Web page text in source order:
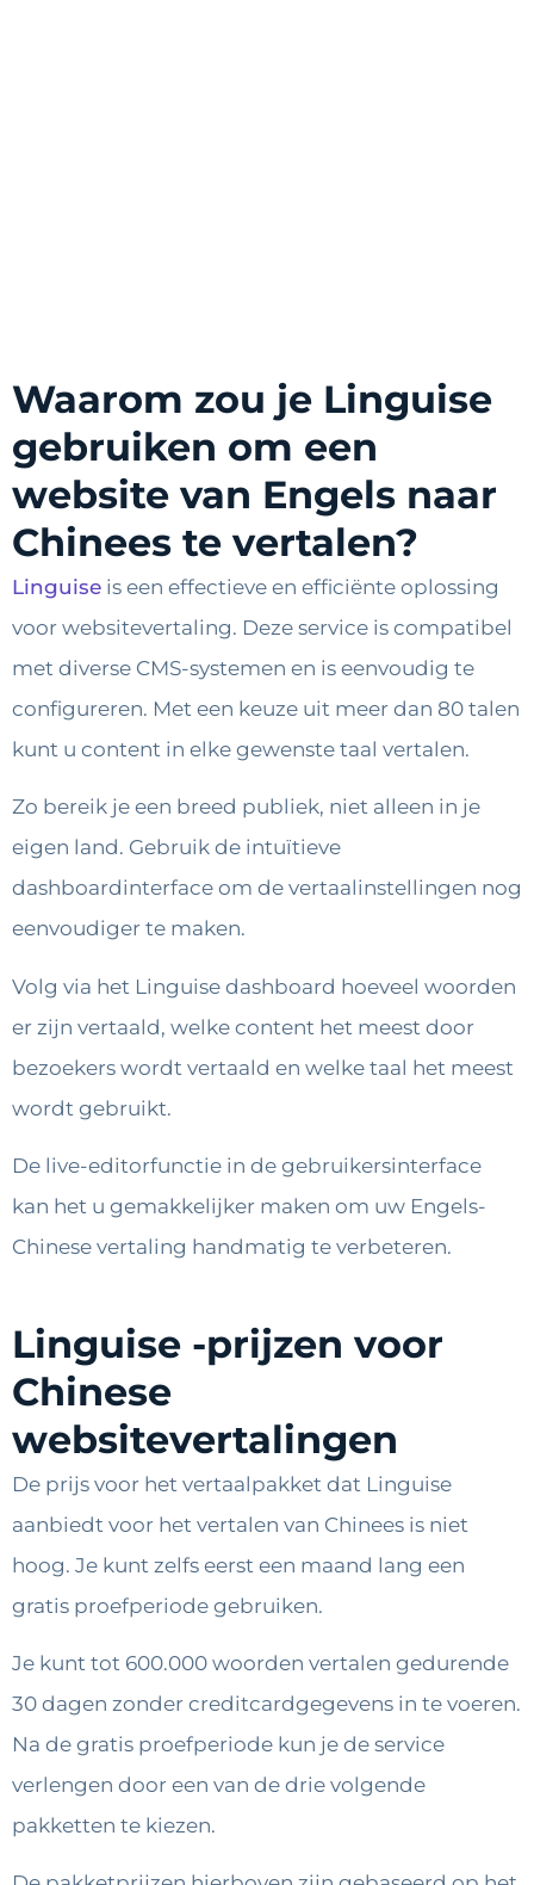
Waarom zou je Linguise
gebruiken om een ​​
website van Engels naar
Chinees te vertalen?
Linguise is een effectieve en efficiënte oplossing
voor websitevertaling. Deze service is compatibel
met diverse CMS-systemen en is eenvoudig te
configureren. Met een keuze uit meer dan 80 talen
kunt u content in elke gewenste taal vertalen.
Zo bereik je een breed publiek, niet alleen in je
eigen land. Gebruik de intuïtieve
dashboardinterface om de vertaalinstellingen nog
eenvoudiger te maken.
Volg via het Linguise dashboard hoeveel woorden
er zijn vertaald, welke content het meest door
bezoekers wordt vertaald en welke taal het meest
wordt gebruikt.
De live-editorfunctie in de gebruikersinterface
kan het u gemakkelijker maken om uw Engels-
Chinese vertaling handmatig te verbeteren.
Linguise -prijzen voor
Chinese
websitevertalingen
De prijs voor het vertaalpakket dat Linguise
aanbiedt voor het vertalen van Chinees is niet
hoog. Je kunt zelfs eerst een maand lang een
gratis proefperiode gebruiken.
Je kunt tot 600.000 woorden vertalen gedurende
30 dagen zonder creditcardgegevens in te voeren.
Na de gratis proefperiode kun je de service
verlengen door een van de drie volgende
pakketten te kiezen.